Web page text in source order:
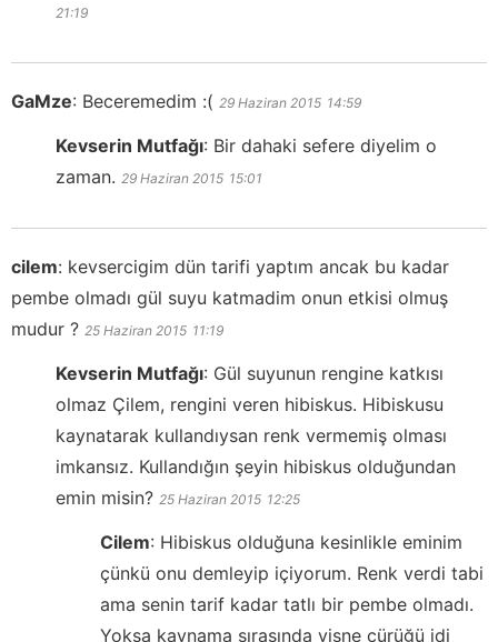
21:19
GaMze: Beceremedim :( 29 Haziran 2015 14:59
Kevserin Mutfağı: Bir dahaki sefere diyelim o
zaman. 29 Haziran 2015 15:01
cilem: kevsercigim dün tarifi yaptım ancak bu kadar
pembe olmadı gül suyu katmadim onun etkisi olmuş
mudur ? 25 Haziran 2015 11:19
Kevserin Mutfağı: Gül suyunun rengine katkısı
olmaz Çilem, rengini veren hibiskus. Hibiskusu
kaynatarak kullandıysan renk vermemiş olması
imkansız. Kullandığın şeyin hibiskus olduğundan
emin misin? 25 Haziran 2015 12:25
Cilem: Hibiskus olduğuna kesinlikle eminim
çünkü onu demleyip içiyorum. Renk verdi tabi
ama senin tarif kadar tatlı bir pembe olmadı.
Yoksa kaynama sırasında vişne çürüğü idi